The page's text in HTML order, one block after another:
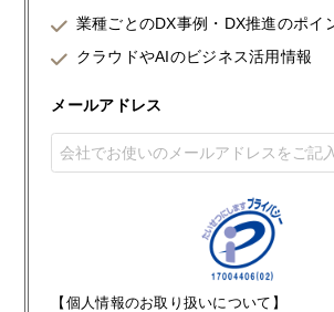
業種ごとのDX事例・DX推進のポイ
クラウドやAIのビジネス活用情報
メールアドレス
【個人情報のお取り扱いについて】